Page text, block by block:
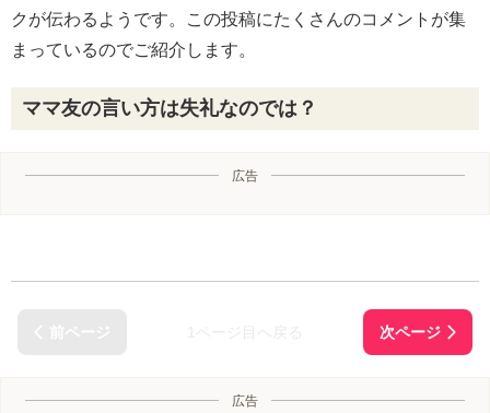
クが伝わるようです。この投稿にたくさんのコメントが集
まっているのでご紹介します。
ママ友の言い方は失礼なのでは？
広告
広告